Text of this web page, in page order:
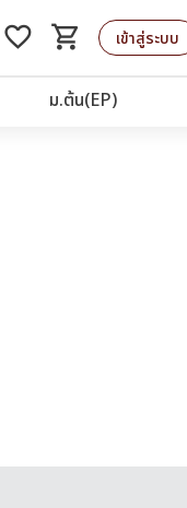
favorite_border shopping_cart
รถเข็น เข้าสู่ระบบ
ม.ต้น(EP)